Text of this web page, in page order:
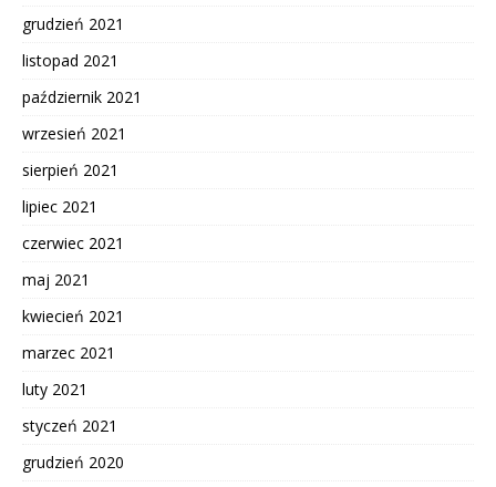
grudzień 2021
listopad 2021
październik 2021
wrzesień 2021
sierpień 2021
lipiec 2021
czerwiec 2021
maj 2021
kwiecień 2021
marzec 2021
luty 2021
styczeń 2021
grudzień 2020